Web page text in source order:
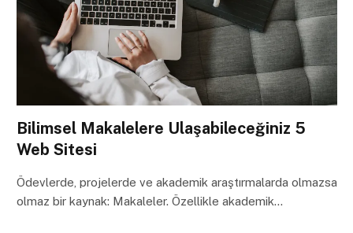
Bilimsel Makalelere Ulaşabileceğiniz 5
Web Sitesi
Ödevlerde, projelerde ve akademik araştırmalarda olmazsa
olmaz bir kaynak: Makaleler. Özellikle akademik…